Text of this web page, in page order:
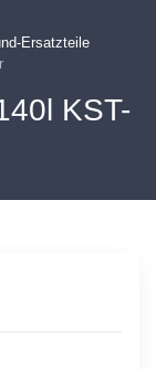
Ersatzteile
KST-